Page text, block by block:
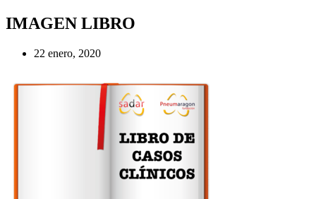
IMAGEN LIBRO
22 enero, 2020